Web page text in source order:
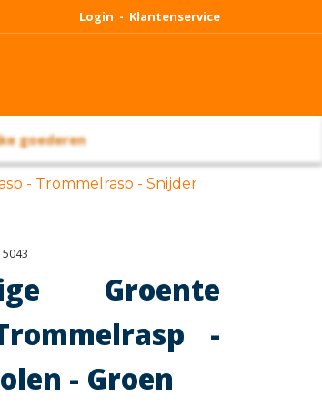
Login - Klantenservice
goederen
- Trommelrasp - Snijder
Groente
-
- Groen